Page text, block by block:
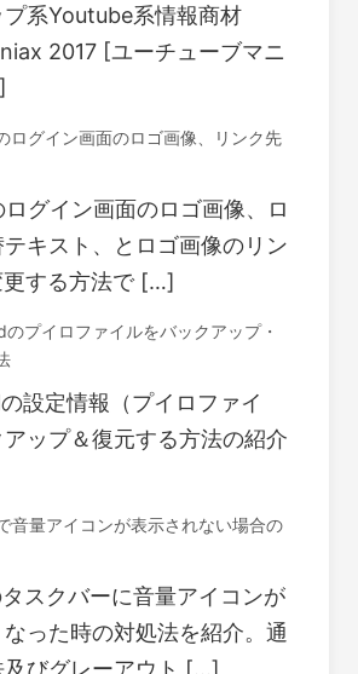
プ系Youtube系情報商材
2017 [ユーチューブマニ
ログイン画面のロゴ画像、リンク先
グイン画面のロゴ画像、ロ
キスト、とロゴ画像のリン
更する方法で […]
プイロファイルをバックアップ・
設定情報（プイロファイ
ップ＆復元する方法の紹介
音量アイコンが表示されない場合の
スクバーに音量アイコンが
った時の対処法を紹介。通
及びグレーアウト […]